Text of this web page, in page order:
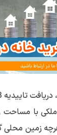
ملکی با
زمین محلی